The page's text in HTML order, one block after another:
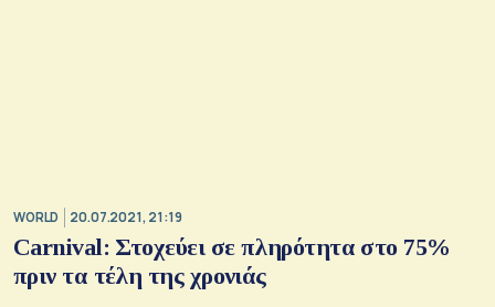
WORLD 20.07.2021, 21:19
Carnival: Στοχεύει σε πληρότητα στο 75%
πριν τα τέλη της χρονιάς